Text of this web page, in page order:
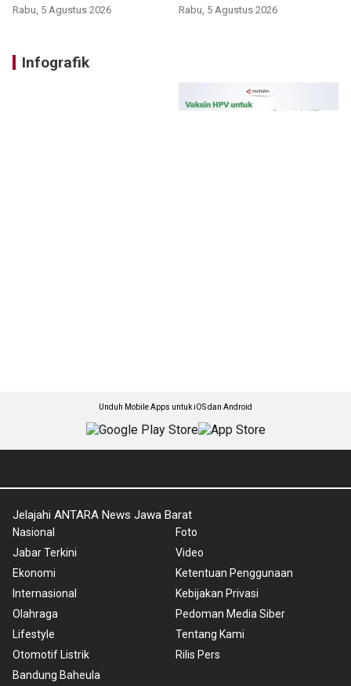
Rabu, 5 Agustus 2026 Rabu, 5 Agustus 2026
Infografik
Unduh Mobile Apps untuk iOS dan Android
Jelajahi ANTARA News Jawa Barat
Nasional
Jabar Terkini
Ekonomi
Internasional
Olahraga
Lifestyle
Otomotif Listrik
Bandung Baheula
Foto
Video
Ketentuan Penggunaan
Kebijakan Privasi
Pedoman Media Siber
Tentang Kami
Rilis Pers